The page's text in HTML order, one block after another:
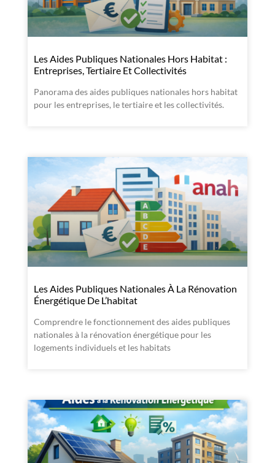
Les Aides Publiques Nationales Hors Habitat :
Entreprises, Tertiaire Et Collectivités
Panorama des aides publiques nationales hors habitat
pour les entreprises, le tertiaire et les collectivités.
Les Aides Publiques Nationales À La Rénovation
Énergétique De L’habitat
Comprendre le fonctionnement des aides publiques
nationales à la rénovation énergétique pour les
logements individuels et les habitats